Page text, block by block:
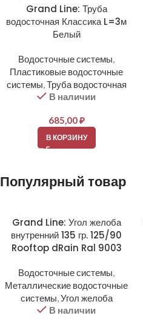
Grand Line: Труба
водосточная Классика L=3м
Белый
Водосточные системы,
Пластиковые водосточные
системы,Труба водосточная
В наличии
685,00₽
В КОРЗИНУ
Популярный товар
Grand Line: Угол желоба
внутренний 135 гр. 125/90
Rooftop dRain Ral 9003
Водосточные системы,
Металлические водосточные
системы,Угол желоба
В наличии